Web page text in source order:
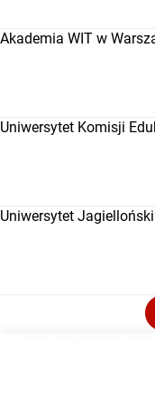
Akademia WIT w
Uniwersytet Komisji
Uniwersytet